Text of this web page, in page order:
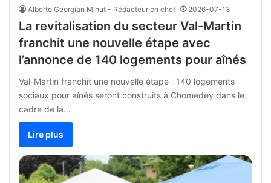
Alberto Georgian Mihut - Rédacteur en chef 2026-07-13
La revitalisation du secteur Val-Martin
franchit une nouvelle étape avec
l’annonce de 140 logements pour aînés
Val-Martin franchit une nouvelle étape : 140 logements
sociaux pour aînés seront construits à Chomedey dans le
cadre de la…
Lire plus